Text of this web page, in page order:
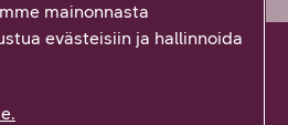
mainonnasta
evästeisiin ja hallinnoida